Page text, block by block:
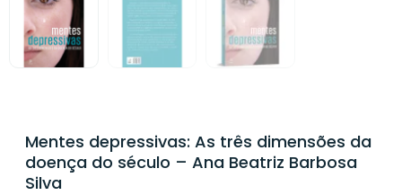
Mentes depressivas: As três dimensões da
doença do século – Ana Beatriz Barbosa
Silva